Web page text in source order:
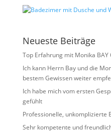
Neueste Beiträge
Top Erfahrung mit Monika
Ich kann Herrn Bay und die
bestem Gewissen weiter
Ich habe mich vom ersten
gefühlt
Professionelle, unkomplizierte
Sehr kompetente und